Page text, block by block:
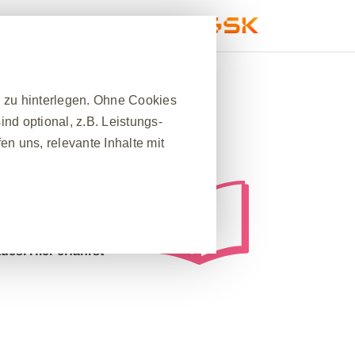
persönlichen
Zwei für
eines Grades
. Hier erfährst
hinterlegen. Ohne Cookies
optional, z.B. Leistungs-
uns, relevante Inhalte mit
Website-Besuchs zu
Darüber hinaus
einige Teile der Website